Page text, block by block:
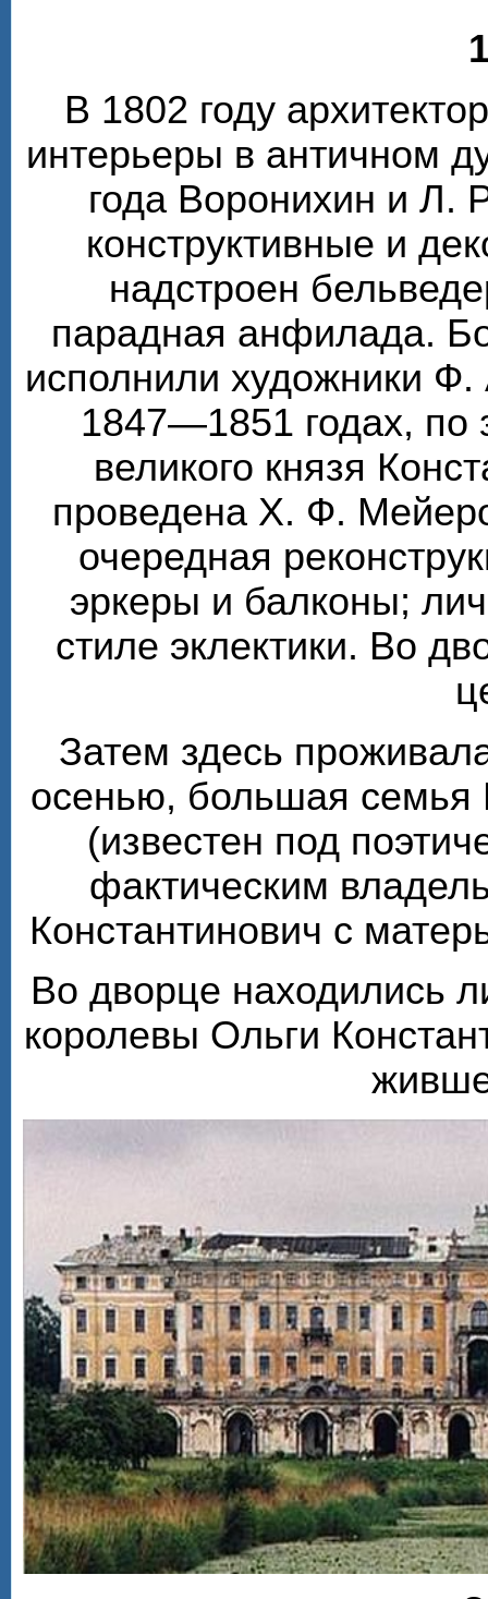
В 1802 году
интерьеры в античном
года Воронихин и Л.
конструктивные и
надстроен
парадная анфилада.
исполнили художники
1847—1851 годах, по
великого князя
проведена Х. Ф.
очередная
эркеры и балконы;
стиле эклектики. Во
Затем здесь
осенью, большая семья
(известен под
фактическим
Константинович с
Во дворце находились
королевы Ольги